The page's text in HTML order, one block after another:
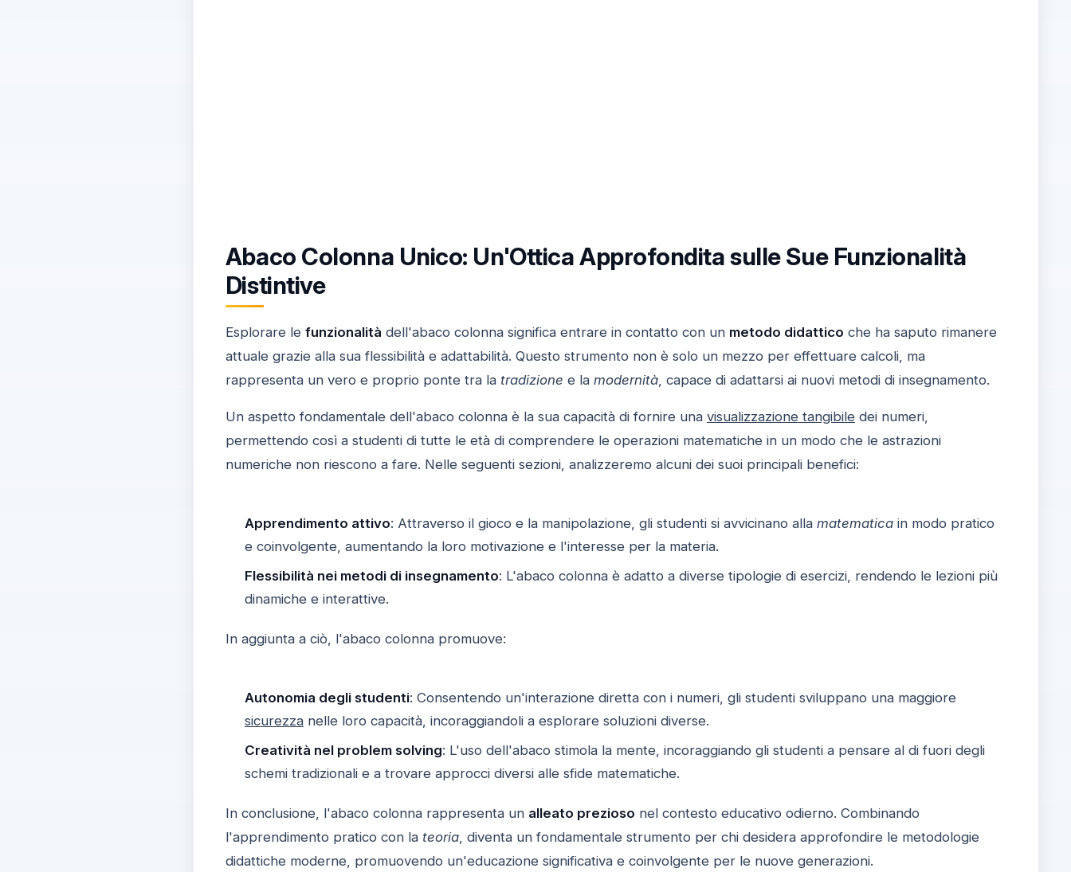
Abaco Colonna Unico: Un'Ottica Approfondita sulle Sue Funzionalità
Distintive
Esplorare le funzionalità dell'abaco colonna significa entrare in contatto con un metodo didattico che ha saputo rimanere
attuale grazie alla sua flessibilità e adattabilità. Questo strumento non è solo un mezzo per effettuare calcoli, ma
rappresenta un vero e proprio ponte tra la tradizione e la modernità, capace di adattarsi ai nuovi metodi di insegnamento.
Un aspetto fondamentale dell'abaco colonna è la sua capacità di fornire una visualizzazione tangibiledei numeri,
permettendo così a studenti di tutte le età di comprendere le operazioni matematiche in un modo che le astrazioni
numeriche non riescono a fare. Nelle seguenti sezioni, analizzeremo alcuni dei suoi principali benefici:
Apprendimento attivo: Attraverso il gioco e la manipolazione, gli studenti si avvicinano alla matematicain modo pratico
e coinvolgente, aumentando la loro motivazione e l'interesse per la materia.
Flessibilità nei metodi di insegnamento: L'abaco colonna è adatto a diverse tipologie di esercizi, rendendo le lezioni più
dinamiche e interattive.
In aggiunta a ciò, l'abaco colonna promuove:
Autonomia degli studenti: Consentendo un'interazione diretta con i numeri, gli studenti sviluppano una maggiore
sicurezzanelle loro capacità, incoraggiandoli a esplorare soluzioni diverse.
Creatività nel problem solving: L'uso dell'abaco stimola la mente, incoraggiando gli studenti a pensare al di fuori degli
schemi tradizionali e a trovare approcci diversi alle sfide matematiche.
In conclusione, l'abaco colonna rappresenta un alleato prezioso nel contesto educativo odierno. Combinando
l'apprendimento pratico con la teoria, diventa un fondamentale strumento per chi desidera approfondire le metodologie
didattiche moderne, promuovendo un'educazione significativa e coinvolgente per le nuove generazioni.